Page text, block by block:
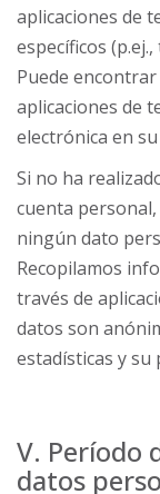
aplicaciones de
específicos
Puede
aplicaciones de
electrónica en
Si no ha
cuenta
ningún dato
Recopilamos
través de
datos son
estadísticas y
V. Período
datos